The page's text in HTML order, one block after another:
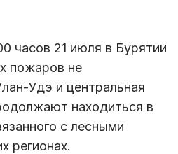
часов 21 июля в Бурятии
пожаров не
Удэ и центральная
находиться в
с лесными
регионах.